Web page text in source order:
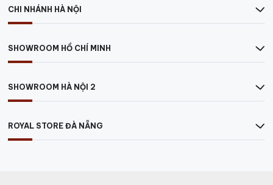
Hương vị: Trong vòm miệng, rượu thể hiện những điểm
tanin mềm mại và hài hoà một cách hoàn hảo cùng sự
phong phú sẽ đem đến trải nghiệm ẩm thực khó quên.
sự mịn màng và tinh tế một cách đặc biệt.
cừu nướng,bít tết và phô mai.
CHI NHÁNH HÀ NỘI
SHOWROOM HỒ CHÍ MINH
SHOWROOM HÀ NỘI 2
ROYAL STORE ĐÀ NẴNG